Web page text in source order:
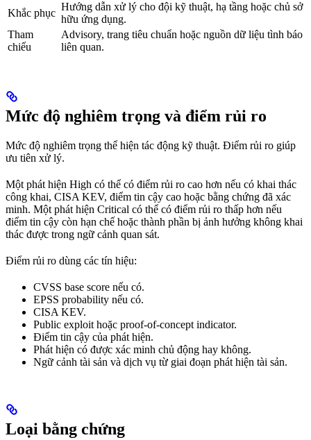
Khắc phục
Hướng dẫn xử lý cho đội kỹ thuật, hạ tầng hoặc chủ sở
hữu ứng dụng.
Tham
chiếu
Advisory, trang tiêu chuẩn hoặc nguồn dữ liệu tình báo
liên quan.
Mức độ nghiêm trọng và điểm rủi ro
Mức độ nghiêm trọng thể hiện tác động kỹ thuật. Điểm rủi ro giúp
ưu tiên xử lý.
Một phát hiện High có thể có điểm rủi ro cao hơn nếu có khai thác
công khai, CISA KEV, điểm tin cậy cao hoặc bằng chứng đã xác
minh. Một phát hiện Critical có thể có điểm rủi ro thấp hơn nếu
điểm tin cậy còn hạn chế hoặc thành phần bị ảnh hưởng không khai
thác được trong ngữ cảnh quan sát.
Điểm rủi ro dùng các tín hiệu:
CVSS base score nếu có.
EPSS probability nếu có.
CISA KEV.
Public exploit hoặc proof-of-concept indicator.
Điểm tin cậy của phát hiện.
Phát hiện có được xác minh chủ động hay không.
Ngữ cảnh tài sản và dịch vụ từ giai đoạn phát hiện tài sản.
Loại bằng chứng